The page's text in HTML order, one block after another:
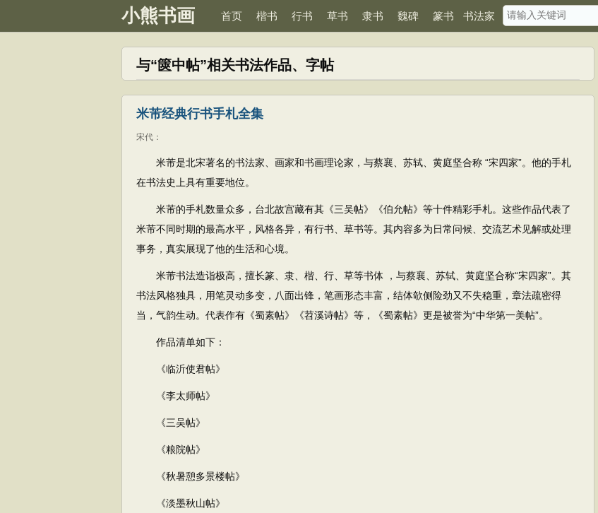
小熊书画 首页 楷书 行书 草书 隶书 魏碑 篆书 书法家
与“篋中帖”相关书法作品、字帖
米芾经典行书手札全集
宋代 ：
米芾是北宋著名的书法家、画家和书画理论家，与蔡襄、苏轼、黄庭坚合称 “宋四家”。他的手札
在书法史上具有重要地位。
米芾的手札数量众多，台北故宫藏有其《三吴帖》《伯允帖》等十件精彩手札。这些作品代表了
米芾不同时期的最高水平，风格各异，有行书、草书等。其内容多为日常问候、交流艺术见解或处理
事务，真实展现了他的生活和心境。
米芾书法造诣极高，擅长篆、隶、楷、行、草等书体 ，与蔡襄、苏轼、黄庭坚合称“宋四家”。其
书法风格独具，用笔灵动多变，八面出锋，笔画形态丰富，结体欹侧险劲又不失稳重，章法疏密得
当，气韵生动。代表作有《蜀素帖》《苕溪诗帖》等，《蜀素帖》更是被誉为“中华第一美帖”。
作品清单如下：
《临沂使君帖》
《李太师帖》
《三吴帖》
《粮院帖》
《秋暑憩多景楼帖》
《淡墨秋山帖》